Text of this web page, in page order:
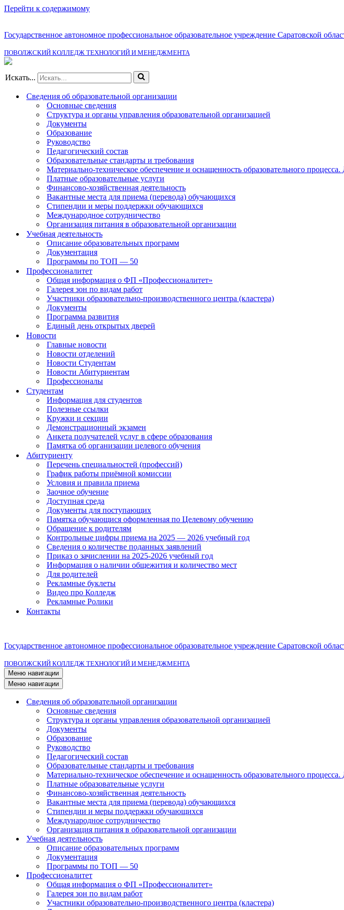
Перейти к содержимому
Государственное автономное профессиональное образовательное учреждение Саратовской
ПОВОЛЖСКИЙ КОЛЛЕДЖ ТЕХНОЛОГИЙ И МЕНЕДЖМЕНТА
Искать...
Сведения об образовательной организации
Основные сведения
Структура и органы управления образовательной организацией
Документы
Образование
Руководство
Педагогический состав
Образовательные стандарты и требования
Материально-техническое обеспечение и оснащенность образовательного процесса.
Платные образовательные услуги
Финансово-хозяйственная деятельность
Вакантные места для приема (перевода) обучающихся
Стипендии и меры поддержки обучающихся
Международное сотрудничество
Организация питания в образовательной организации
Учебная деятельность
Описание образовательных программ
Документация
Программы по ТОП — 50
Профессионалитет
Общая информация о ФП «Профессионалитет»
Галерея зон по видам работ
Участники образовательно-производственного центра (кластера)
Документы
Программа развития
Единый день открытых дверей
Новости
Главные новости
Новости отделений
Новости Студентам
Новости Абитуриентам
Профессионалы
Студентам
Информация для студентов
Полезные ссылки
Кружки и секции
Демонстрационный экзамен
Анкета получателей услуг в сфере образования
Памятка об организации целевого обучения
Абитуриенту
Перечень специальностей (профессий)
График работы приёмной комиссии
Условия и правила приема
Заочное обучение
Доступная среда
Документы для поступающих
Памятка обучающися оформленная по Целевому обучению
Обращение к родителям
Контрольные цифры приема на 2025 — 2026 учебный год
Сведения о количестве поданных заявлений
Приказ о зачислении на 2025-2026 учебный год
Информация о наличии общежития и количество мест
Для родителей
Рекламные буклеты
Видео про Колледж
Рекламные Ролики
Контакты
Государственное автономное профессиональное образовательное учреждение Саратовской
ПОВОЛЖСКИЙ КОЛЛЕДЖ ТЕХНОЛОГИЙ И МЕНЕДЖМЕНТА
Меню навигации
Меню навигации
Сведения об образовательной организации
Основные сведения
Структура и органы управления образовательной организацией
Документы
Образование
Руководство
Педагогический состав
Образовательные стандарты и требования
Материально-техническое обеспечение и оснащенность образовательного процесса.
Платные образовательные услуги
Финансово-хозяйственная деятельность
Вакантные места для приема (перевода) обучающихся
Стипендии и меры поддержки обучающихся
Международное сотрудничество
Организация питания в образовательной организации
Учебная деятельность
Описание образовательных программ
Документация
Программы по ТОП — 50
Профессионалитет
Общая информация о ФП «Профессионалитет»
Галерея зон по видам работ
Участники образовательно-производственного центра (кластера)